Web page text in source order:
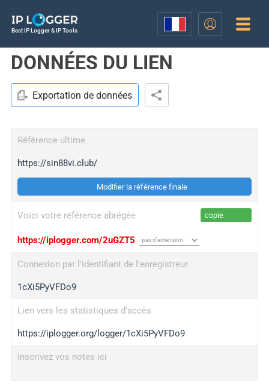
Best IP Logger & IP Tools
DONNÉES DU LIEN
Exportation de données
Référence ultime
https://sin88vi.club/
Modifier la référence finale
Voici votre référence abrégée copie
https://iplogger.com/2uGZT5
Connexion par l'identifiant de l'enregistreur
1cXi5PyVFDo9
Lien vers les statistiques d'accès
https://iplogger.org/logger/1cXi5PyVFDo9
Inscrivez vos notes ici